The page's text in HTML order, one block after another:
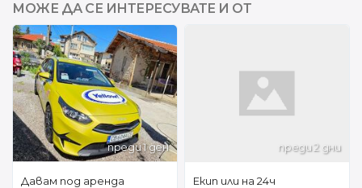
МОЖЕ ДА СЕ ИНТЕРЕСУВАТЕ И ОТ
преди 1 ден
Давам под аренда
преди 2 дни
Екип или на 24ч